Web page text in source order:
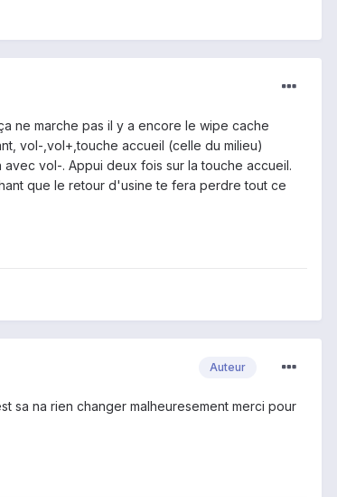
ne marche pas il y a encore le wipe cache
vol-,vol+,touche accueil (celle du milieu)
vol-. Appui deux fois sur la touche accueil.
que le retour d'usine te fera perdre tout ce
Auteur
sa na rien changer malheuresement merci pour